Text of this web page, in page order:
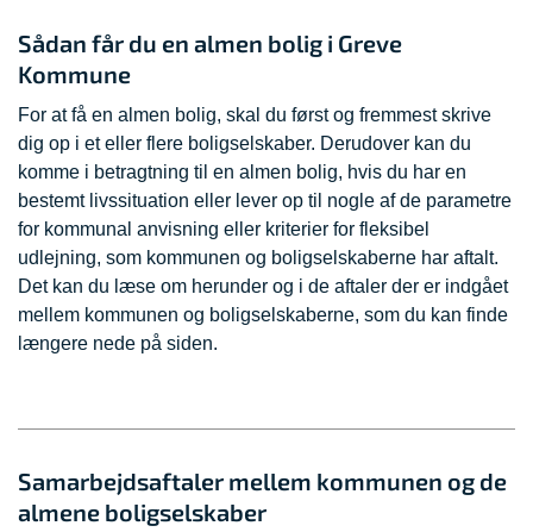
Sådan får du en almen bolig i Greve
Kommune
For at få en almen bolig, skal du først og fremmest skrive
dig op i et eller flere boligselskaber. Derudover kan du
komme i betragtning til en almen bolig, hvis du har en
bestemt livssituation eller lever op til nogle af de parametre
for kommunal anvisning eller kriterier for fleksibel
udlejning, som kommunen og boligselskaberne har aftalt.
Det kan du læse om herunder og i de aftaler der er indgået
mellem kommunen og boligselskaberne, som du kan finde
længere nede på siden.
Samarbejdsaftaler mellem kommunen og de
almene boligselskaber